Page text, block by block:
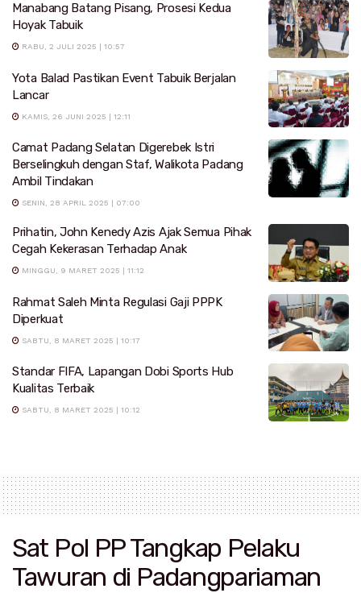
Manabang Batang Pisang, Prosesi Kedua
Hoyak Tabuik
RABU, 2 JULI 2025 | 10:57
Yota Balad Pastikan Event Tabuik Berjalan
Lancar
KAMIS, 26 JUNI 2025 | 12:11
Camat Padang Selatan Digerebek Istri
Berselingkuh dengan Staf, Walikota Padang
Ambil Tindakan
SENIN, 28 APRIL 2025 | 07:00
Prihatin, John Kenedy Azis Ajak Semua Pihak
Cegah Kekerasan Terhadap Anak
MINGGU, 9 MARET 2025 | 11:12
Rahmat Saleh Minta Regulasi Gaji PPPK
Diperkuat
SABTU, 8 MARET 2025 | 10:17
Standar FIFA, Lapangan Dobi Sports Hub
Kualitas Terbaik
SABTU, 8 MARET 2025 | 10:12
Sat Pol PP Tangkap Pelaku
Tawuran di Padangpariaman